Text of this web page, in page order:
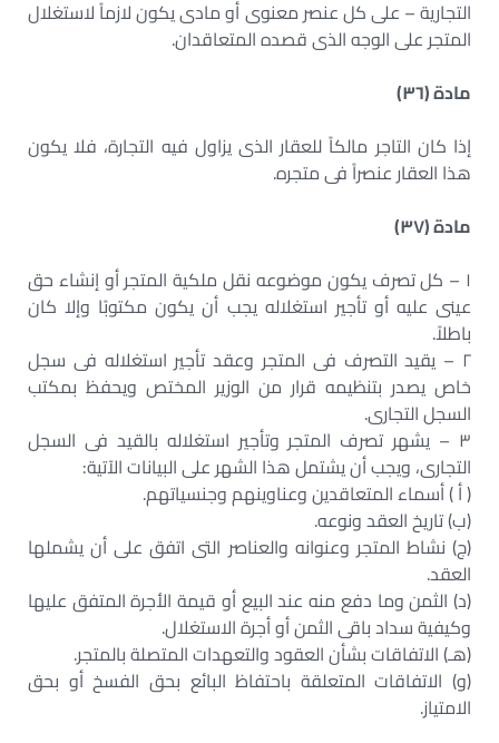
التجارية – على كل عنصر معنوى أو مادى يكون لازماً لاستغلال
المتجر على الوجه الذى قصده المتعاقدان.
مادة (٣٦)
إذا كان التاجر مالكاً للعقار الذى يزاول فيه التجارة، فلا يكون
هذا العقار عنصراً فى متجره.
مادة (٣٧)
١ – كل تصرف يكون موضوعه نقل ملكية المتجر أو إنشاء حق
عينى عليه أو تأجير استغلاله يجب أن يكون مكتوبًا وإلا كان
باطلاً.
٢ – يقيد التصرف فى المتجر وعقد تأجير استغلاله فى سجل
خاص يصدر بتنظيمه قرار من الوزير المختص ويحفظ بمكتب
السجل التجارى.
٣ – يشهر تصرف المتجر وتأجير استغلاله بالقيد فى السجل
التجارى، ويجب أن يشتمل هذا الشهر على البيانات الآتية:
( أ ) أسماء المتعاقدين وعناوينهم وجنسياتهم.
(ب) تاريخ العقد ونوعه.
(ج) نشاط المتجر وعنوانه والعناصر التى اتفق على أن يشملها
العقد.
(د) الثمن وما دفع منه عند البيع أو قيمة الأجرة المتفق عليها
وكيفية سداد باقى الثمن أو أجرة الاستغلال.
(هـ) الاتفاقات بشأن العقود والتعهدات المتصلة بالمتجر.
(و) الاتفاقات المتعلقة باحتفاظ البائع بحق الفسخ أو بحق
الامتياز.